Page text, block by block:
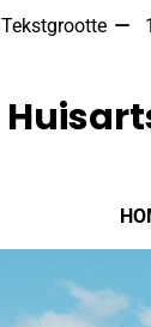
Tekstgrootte
10%